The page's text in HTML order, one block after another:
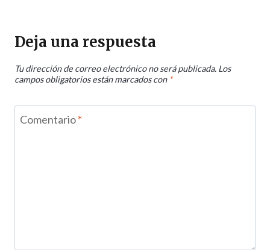
Deja una respuesta
Tu dirección de correo electrónico no será publicada. Los
campos obligatorios están marcados con *
Comentario*